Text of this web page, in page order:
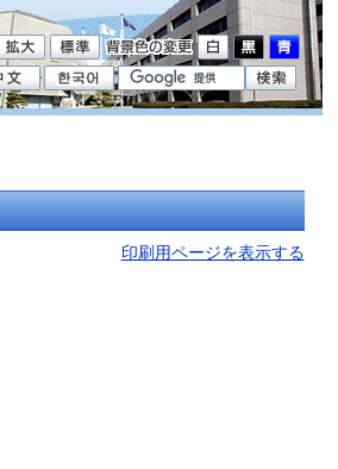
印刷用ページを表示する